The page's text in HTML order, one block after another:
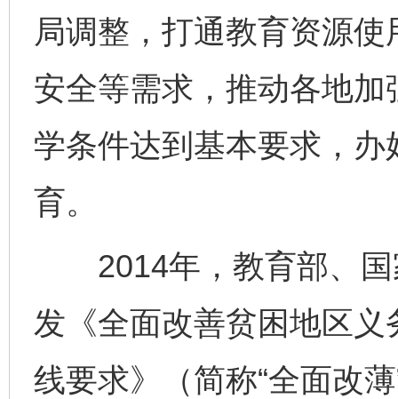
局调整，打通教育资源
安全等需求，推动各地
学条件达到基本要求，
育。
2014年，教育部、国
发《全面改善贫困地区
线要求》（简称“全面改